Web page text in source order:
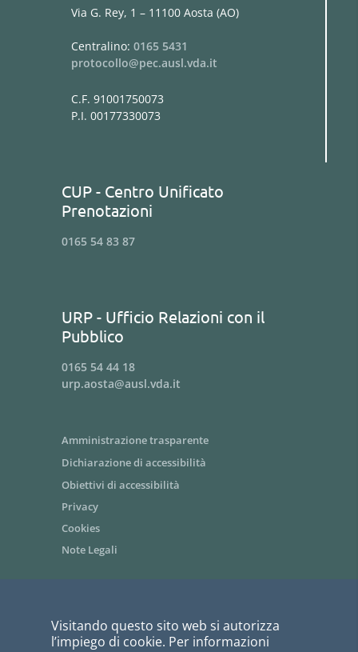
Via G. Rey, 1 – 11100 Aosta (AO)
Centralino: 0165 5431
protocollo@pec.ausl.vda.it
C.F. 91001750073
P.I. 00177330073
CUP - Centro Unificato
Prenotazioni
0165 54 83 87
URP - Ufficio Relazioni con il
Pubblico
0165 54 44 18
urp.aosta@ausl.vda.it
Amministrazione trasparente
Dichiarazione di accessibilità
Obiettivi di accessibilità
Privacy
Cookies
Note Legali
Siti tematici - link utili
Visitando questo sito web si autorizza
l’impiego di cookie. Per informazioni